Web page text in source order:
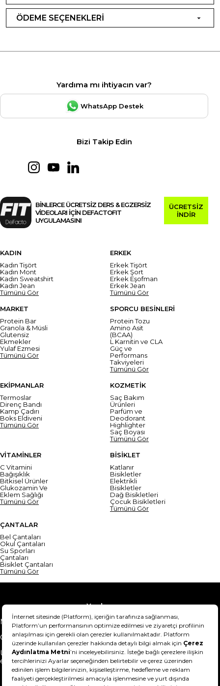
ÖDEME SEÇENEKLERİ
Yardıma mı ihtiyacın var?
WhatsApp Destek
Bizi Takip Edin
BİNLERCE ÜCRETSİZ DERS & EGZERSİZ
VİDEOLARI İÇİN DEFACTOFIT
UYGULAMASINI
ÜCRETSİZ
İNDİR
KADIN
Kadın Tişört
Kadın Mont
Kadın Sweatshirt
Kadın Jean
Tümünü Gör
ERKEK
Erkek Tişört
Erkek Şort
Erkek Eşofman
Erkek Jean
Tümünü Gör
MARKET
Protein Bar
Granola & Müsli
Glutensiz
Ekmekler
Yulaf Ezmesi
Tümünü Gör
SPORCU BESİNLERİ
Protein Tozu
Amino Asit
(BCAA)
L Karnitin ve CLA
Güç ve
Performans
Takviyeleri
Tümünü Gör
EKİPMANLAR
Termoslar
Direnç Bandı
Kamp Çadırı
Boks Eldiveni
Tümünü Gör
KOZMETİK
Saç Bakım
Ürünleri
Parfüm ve
Deodorant
Highlighter
Saç Boyası
Tümünü Gör
VİTAMİNLER
C Vitamini
Bağışıklık
Bitkisel Ürünler
Glukozamin Ve
Eklem Sağlığı
Tümünü Gör
BİSİKLET
Katlanır
Bisikletler
Elektrikli
Bisikletler
Dağ Bisikletleri
Çocuk Bisikletleri
Tümünü Gör
ÇANTALAR
Bel Çantaları
Okul Çantaları
Su Sporları
Çantaları
Bisiklet Çantaları
Tümünü Gör
Yardım
Mesafeli Satış Sözleşmesi
Teslimat Bilgisi
Gizlilik Sözleşmesi
Şartlar & Koşullar
Ürünümü nasıl iade
edebilirim?
Hakkımızda